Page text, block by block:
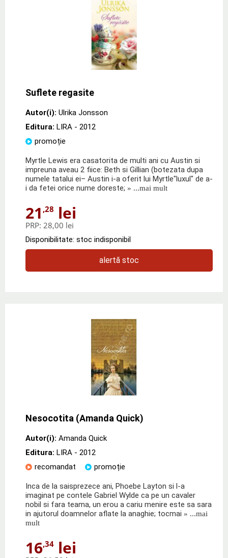
Suflete regasite
Autor(i): Ulrika Jonsson
Editura: LIRA - 2012
promoție
Myrtle Lewis era casatorita de multi ani cu Austin si
impreuna aveau 2 fiice: Beth si Gillian (botezata dupa
numele tatalui ei– Austin i-a oferit lui Myrtle"luxul" de a-
i da fetei orice nume doreste; » ...mai mult
21 ,28 lei
PRP: 28,00 lei
Disponibilitate: stoc indisponibil
alertă stoc
Nesocotita (Amanda Quick)
Autor(i): Amanda Quick
Editura: LIRA - 2012
recomandat
promoție
Inca de la saisprezece ani, Phoebe Layton si l-a
imaginat pe contele Gabriel Wylde ca pe un cavaler
nobil si fara teama, un erou a cariu menire este sa sara
in ajutorul doamnelor aflate la anaghie; tocmai » ...mai
mult
16,34 lei